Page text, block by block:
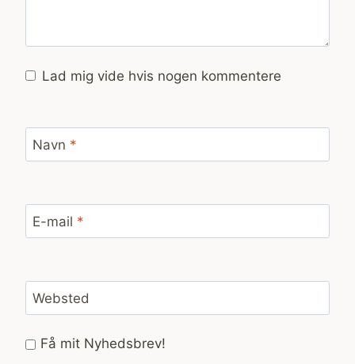
Lad mig vide hvis nogen kommentere
Navn *
E-mail *
Websted
Få mit Nyhedsbrev!